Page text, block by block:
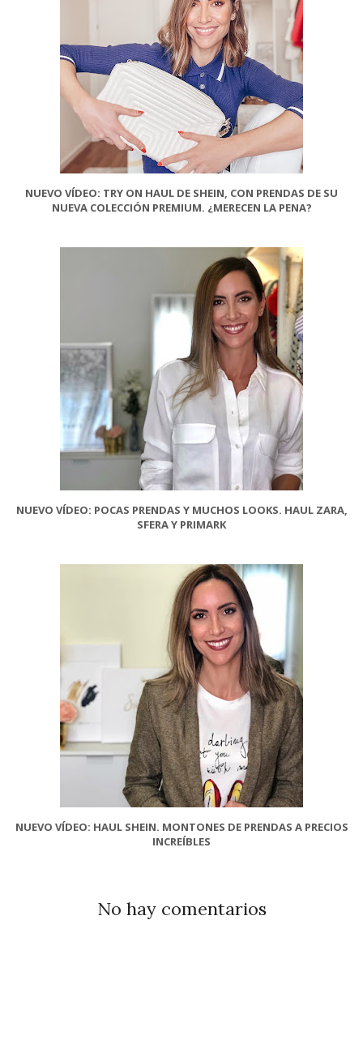
NUEVO VÍDEO: TRY ON HAUL DE SHEIN, CON PRENDAS DE SU
NUEVA COLECCIÓN PREMIUM. ¿MERECEN LA PENA?
NUEVO VÍDEO: POCAS PRENDAS Y MUCHOS LOOKS. HAUL ZARA,
SFERA Y PRIMARK
NUEVO VÍDEO: HAUL SHEIN. MONTONES DE PRENDAS A PRECIOS
INCREÍBLES
No hay comentarios